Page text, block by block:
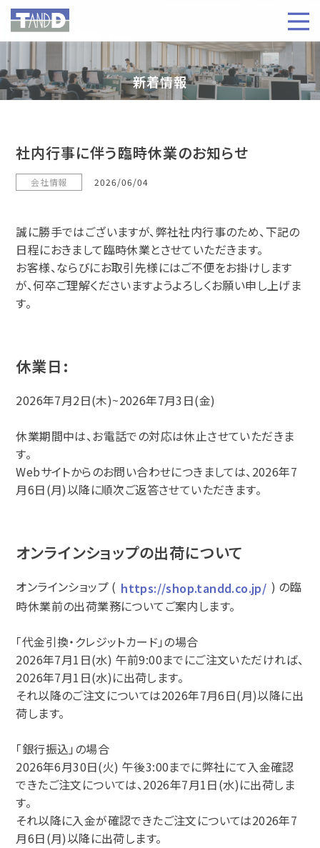
新着情報
社内行事に伴う臨時休業のお知らせ
会社情報 2026/06/04
誠に勝手ではございますが、弊社社内行事のため、下記の
日程におきまして臨時休業とさせていただきます。
お客様、ならびにお取引先様にはご不便をお掛けします
が、何卒ご理解くださいますようよろしくお願い申し上げま
す。
休業日:
2026年7月2日(木)~2026年7月3日(金)
休業期間中は、お電話での対応は休止させていただきま
す。
Webサイトからのお問い合わせにつきましては、2026年7
月6日(月)以降に順次ご返答させていただきます。
オンラインショップの出荷について
オンラインショップ ( https://shop.tandd.co.jp/ ) の臨
時休業前の出荷業務についてご案内します。
「代金引換・クレジットカード」の場合
2026年7月1日(水) 午前9:00までにご注文いただければ、
2026年7月1日(水)に出荷します。
それ以降のご注文については2026年7月6日(月)以降に出
荷します。
「銀行振込」の場合
2026年6月30日(火) 午後3:00までに弊社にて入金確認
できたご注文については、2026年7月1日(水)に出荷しま
す。
それ以降に入金が確認できたご注文については2026年7
月6日(月)以降に出荷します。